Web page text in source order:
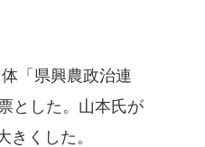
「県興農政治連
とした。山本氏が
くした。